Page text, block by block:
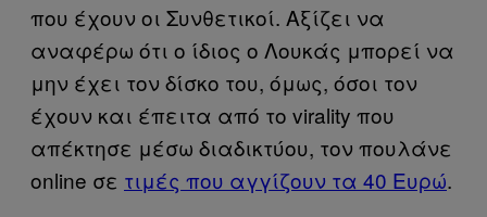
που έχουν οι Συνθετικοί. Αξίζει να
αναφέρω ότι ο ίδιος ο Λουκάς μπορεί να
μην έχει τον δίσκο του, όμως, όσοι τον
έχουν και έπειτα από το virality που
απέκτησε μέσω διαδικτύου, τον πουλάνε
online σε τιμές που αγγίζουν τα 40 Ευρώ.